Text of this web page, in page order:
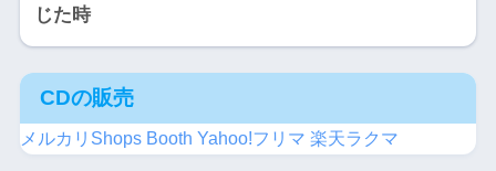
じた時
CDの販売
メルカリShops Booth Yahoo!フリマ 楽天ラクマ